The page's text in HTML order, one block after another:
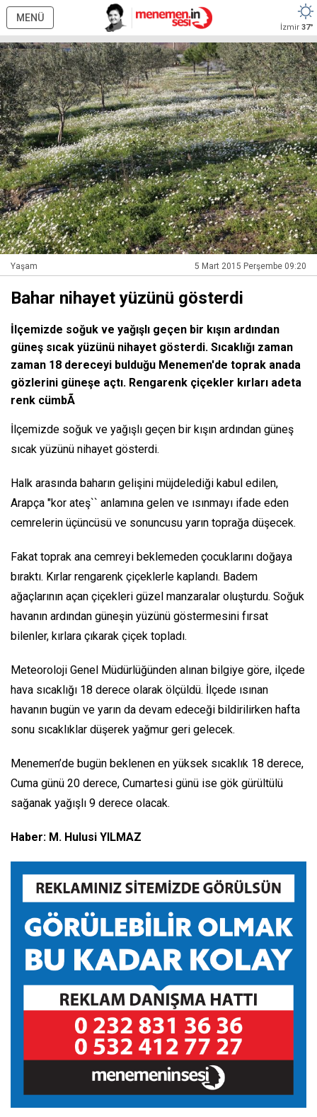
MENÜ
İzmir 37°
Yaşam 5 Mart 2015 Perşembe 09:20
Bahar nihayet yüzünü gösterdi
İlçemizde soğuk ve yağışlı geçen bir kışın ardından
güneş sıcak yüzünü nihayet gösterdi. Sıcaklığı zaman
zaman 18 dereceyi bulduğu Menemen'de toprak anada
gözlerini güneşe açtı. Rengarenk çiçekler kırları adeta
renk cümbÃ
İlçemizde soğuk ve yağışlı geçen bir kışın ardından güneş
sıcak yüzünü nihayet gösterdi.
Halk arasında baharın gelişini müjdelediği kabul edilen,
Arapça "kor ateş`` anlamına gelen ve ısınmayı ifade eden
cemrelerin üçüncüsü ve sonuncusu yarın toprağa düşecek.
Fakat toprak ana cemreyi beklemeden çocuklarını doğaya
bıraktı. Kırlar rengarenk çiçeklerle kaplandı. Badem
ağaçlarının açan çiçekleri güzel manzaralar oluşturdu. Soğuk
havanın ardından güneşin yüzünü göstermesini fırsat
bilenler, kırlara çıkarak çiçek topladı.
Meteoroloji Genel Müdürlüğünden alınan bilgiye göre, ilçede
hava sıcaklığı 18 derece olarak ölçüldü. İlçede ısınan
havanın bugün ve yarın da devam edeceği bildirilirken hafta
sonu sıcaklıklar düşerek yağmur geri gelecek.
Menemen’de bugün beklenen en yüksek sıcaklık 18 derece,
Cuma günü 20 derece, Cumartesi günü ise gök gürültülü
sağanak yağışlı 9 derece olacak.
Haber: M. Hulusi YILMAZ